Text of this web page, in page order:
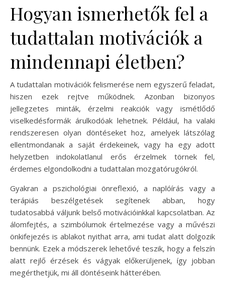
Hogyan ismerhetők fel a
tudattalan motivációk a
mindennapi életben?
A tudattalan motivációk felismerése nem egyszerű feladat,
hiszen ezek rejtve működnek. Azonban bizonyos
jellegzetes minták, érzelmi reakciók vagy ismétlődő
viselkedésformák árulkodóak lehetnek. Például, ha valaki
rendszeresen olyan döntéseket hoz, amelyek látszólag
ellentmondanak a saját érdekeinek, vagy ha egy adott
helyzetben indokolatlanul erős érzelmek törnek fel,
érdemes elgondolkodni a tudattalan mozgatórugókról.
Gyakran a pszichológiai önreflexió, a naplóírás vagy a
terápiás beszélgetések segítenek abban, hogy
tudatosabbá váljunk belső motivációinkkal kapcsolatban. Az
álomfejtés, a szimbólumok értelmezése vagy a művészi
önkifejezés is ablakot nyithat arra, ami tudat alatt dolgozik
bennünk. Ezek a módszerek lehetővé teszik, hogy a felszín
alatt rejlő érzések és vágyak előkerüljenek, így jobban
megérthetjük, mi áll döntéseink hátterében.